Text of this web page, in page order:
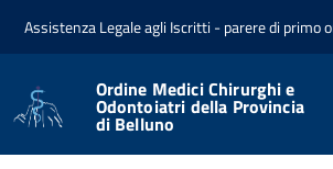
Assistenza Legale agli Iscritti - parere di primo
Ordine Medici Chirurghi e
Odontoiatri della Provincia
di Belluno